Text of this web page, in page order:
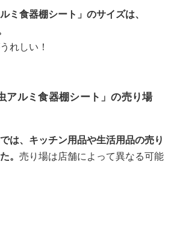
ミ食器棚シート」のサイズは、
れしい！
アルミ食器棚シート」の売り場
は、キッチン用品や生活用品の売り
。 売り場は店舗によって異なる可能